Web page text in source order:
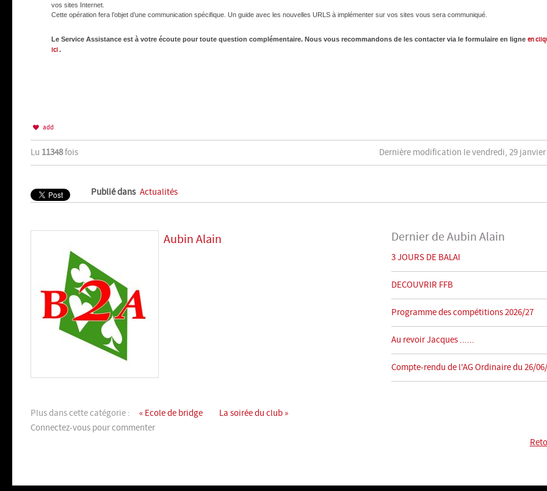
vos sites Internet.
Cette opération fera l’objet d’une communication spécifique. Un guide avec les nouvelles URLS à implémenter sur vos sites vous sera communiqué.
Le Service Assistance est à votre écoute pour toute question complémentaire. Nous vous recommandons de les contacter via le formulaire en ligneen
ici.
add
Lu 11348fois Dernière modification le vendredi, 29 janvier
Publié dans Actualités
Aubin Alain Dernier de Aubin Alain
3 JOURS DE BALAI
DECOUVRIR FFB
Programme des compétitions 2026/27
Au revoir Jacques ......
Compte-rendu de l'AG Ordinaire du 26/
Plus dans cette catégorie : « Ecole de bridge
La soirée du club »
Connectez-vous pour commenter